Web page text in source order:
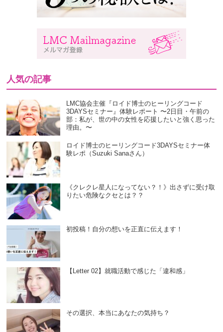
人気の記事
LMC協会主催『ロイド博士のヒーリングコード
3DAYSセミナー』体験レポート 〜2日目・午前の
部：私が、世の中の女性を応援したいと強く思った
理由。〜
ロイド博士のヒーリングコード3DAYSセミナー体
験レポ（Suzuki Sanaさん）
《クレクレ星人になってない？！》出さずに受け取
りたい危険なクセとは？？
初投稿！自分の想いを正直に伝えます！
【Letter 02】就職活動で感じた「違和感」
その選択、本当にあなたの気持ち？